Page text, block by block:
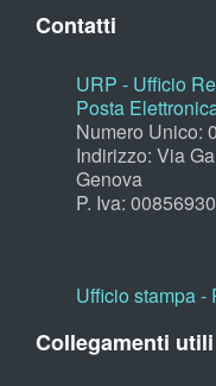
Contatti
URP - Ufficio
Posta
Numero Unico:
Indirizzo: Via
Genova
P. Iva:
Ufficio stampa -
Collegamenti utili